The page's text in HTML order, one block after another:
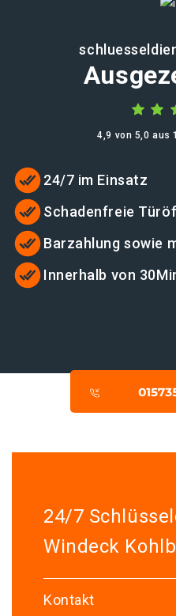
4,9 von 5,0 aus
24/7 im Einsatz
Schadenfreie
Barzahlung sowie
Innerhalb von
24/7
Windeck
Kontakt